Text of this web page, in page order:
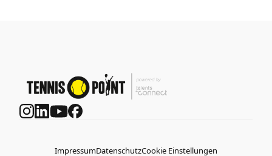
ImpressumDatenschutzCookie Einstellungen